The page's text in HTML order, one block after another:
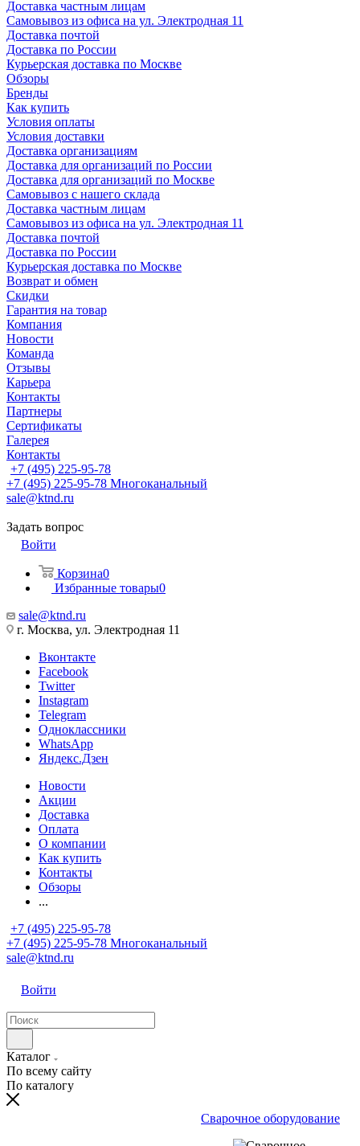
Доставка частным лицам
Самовывоз из офиса на ул. Электродная 11
Доставка почтой
Доставка по России
Курьерская доставка по Москве
Обзоры
Бренды
Как купить
Условия оплаты
Условия доставки
Доставка организациям
Доставка для организаций по России
Доставка для организаций по Москве
Самовывоз с нашего склада
Доставка частным лицам
Самовывоз из офиса на ул. Электродная 11
Доставка почтой
Доставка по России
Курьерская доставка по Москве
Возврат и обмен
Скидки
Гарантия на товар
Компания
Новости
Команда
Отзывы
Карьера
Контакты
Партнеры
Сертификаты
Галерея
Контакты
+7 (495) 225-95-78
+7 (495) 225-95-78 Многоканальный
sale@ktnd.ru
Задать вопрос
Войти
Корзина0
Избранные товары0
sale@ktnd.ru
г. Москва, ул. Электродная 11
Вконтакте
Facebook
Twitter
Instagram
Telegram
Одноклассники
WhatsApp
Яндекс.Дзен
Новости
Акции
Доставка
Оплата
О компании
Как купить
Контакты
Обзоры
...
+7 (495) 225-95-78
+7 (495) 225-95-78 Многоканальный
sale@ktnd.ru
Войти
Каталог
По всему сайту
По каталогу
Сварочное оборудование